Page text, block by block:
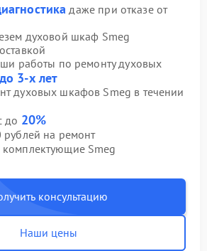
даже при отказе от
духовой шкаф Smeg
работы по ремонту духовых
до 3-х лет
духовых шкафов Smeg в течении
до 20%
рублей на ремонт
Smeg
консультацию
Наши цены